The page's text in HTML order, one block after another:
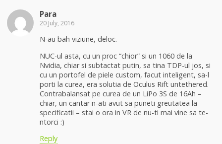
Para
20 July, 2016
N-au bah viziune, deloc.
NUC-ul asta, cu un proc “chior” si un 1060 de la
Nvidia, chiar si subtactat putin, sa tina TDP-ul jos, si
cu un portofel de piele custom, facut inteligent, sa-l
porti la curea, era solutia de Oculus Rift untethered.
Contrabalansat pe curea de un LiPo 3S de 16Ah –
chiar, un cantar n-ati avut sa puneti greutatea la
specificatii – stai o ora in VR de nu-ti mai vine sa te-
ntorci :)
Reply